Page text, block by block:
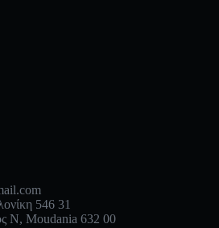
546 31
Ν, Moudania 632 00